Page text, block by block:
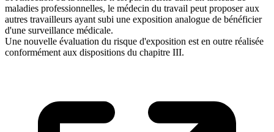
maladies professionnelles, le médecin du travail peut proposer aux
autres travailleurs ayant subi une exposition analogue de bénéficier
d'une surveillance médicale.
Une nouvelle évaluation du risque d'exposition est en outre réalisée
conformément aux dispositions du chapitre III.